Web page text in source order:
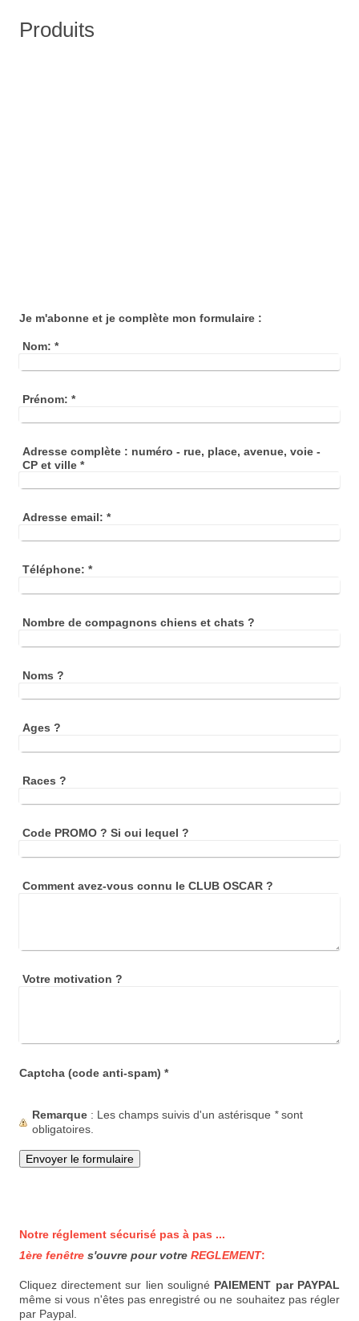
Produits
Je m'abonne et je complète mon formulaire :
Nom: *
Prénom: *
Adresse complète : numéro - rue, place, avenue, voie -
CP et ville *
Adresse email: *
Téléphone: *
Nombre de compagnons chiens et chats ?
Noms ?
Ages ?
Races ?
Code PROMO ? Si oui lequel ?
Comment avez-vous connu le CLUB OSCAR ?
Votre motivation ?
Captcha (code anti-spam) *
Remarque : Les champs suivis d'un astérisque *sont
obligatoires.
Notre réglement sécurisé pas à pas ...
1ère fenêtre s'ouvre pour votre REGLEMENT:
Cliquez directement sur lien souligné PAIEMENT par PAYPAL
même si vous n'êtes pas enregistré ou ne souhaitez pas régler
par Paypal.